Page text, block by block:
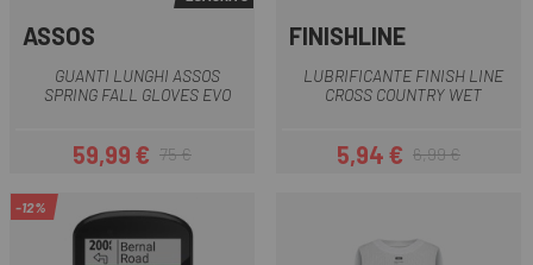
ASSOS
GUANTI LUNGHI ASSOS
SPRING FALL GLOVES EVO
Prezzo
59,99 €Prezzo base
75 €
FINISHLINE
LUBRIFICANTE FINISH LINE
CROSS COUNTRY WET
Prezzo
5,94 €Prezzo base
6,99 €
-12%